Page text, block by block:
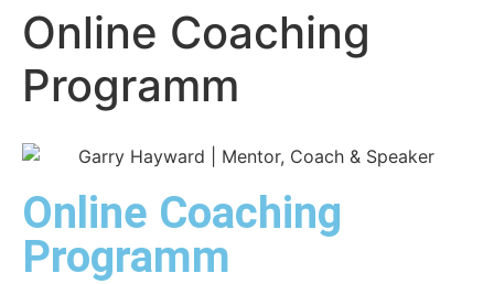
Online Coaching
Programm
Online Coaching
Programm